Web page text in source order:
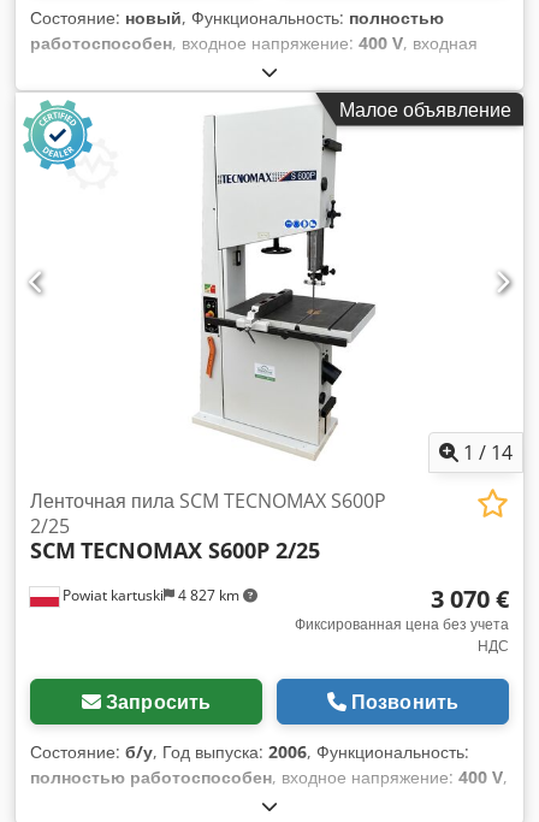
Состояние: новый, Функциональность: полностью
работоспособен, входное напряжение: 400 V, входная
, тип входного тока:
резки (макс.):500 мм, максимальная ширина резки:800 мм,
Оборудование:
Маркировка CE
, – DTR-документация на
польском языке ТЕХНИЧЕСКИЕ ХАРАКТЕРИСТИКИ: Cedpfx
Aeyuf Tqjcyorf – диаметр маховика: 815 мм – макс. высота
реза: 500 мм – макс. ширина реза: 800 мм – размеры
стола: 1030 x 600 мм – наклон стола: 0° – 20° – размеры
ленточного полотна: 5643 x 38 x 0,65 мм – скорость
полотна: 20 м/с – мощность двигателя S1: 4,5 кВт –
большой чугунный наклоняемый стол – конструкция из
высококачественной стали – точная система
направляющих ленточной пилы сверху и снизу стола –
маховики с долговечным резиновым покрытием – габариты
(д/ш/в): 122 / 77 / 254 см – вес (нетто/брутто): 680 / 770 кг
Малое объявление
1 / 14
Powiat kartuski 4 827 km
Ленточная пила SCM TECNOMAX S600P
2/25
SCM TECNOMAX S600P 2/25
3 070 €
Фиксированная цена без учета
НДС
Запросить Позвонить
Состояние: б/у, Год выпуска: 2006, Функциональность:
полностью работоспособен, входное напряжение: 400 V,
, тип входного тока: